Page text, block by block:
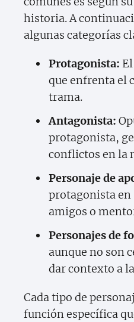
historia. A
algunas categorías
Protagonista:
que enfrenta el
trama.
Antagonista:
protagonista,
conflictos en la
Personaje de
protagonista
amigos o
Personajes de
aunque no son
dar contexto a
Cada tipo de
función específica